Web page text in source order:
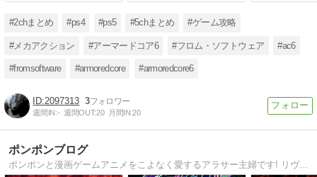
#2chまとめ #ps4 #ps5 #5chまとめ #ゲーム攻略
#メカアクション #アーマードコア6 #フロム・ソフトウェア #ac6
#fromsoftware #armoredcore #armoredcore6
2097313 3
週間IN:- 週間OUT:20 月間IN:20
ポンポンブログ
ポンポンと漫画ゲームアニメをこよなく愛するアラサー主婦です! リヴァイ兵長信者として日々生きており、好きなシーンはジークを切りまくる所です！ サイト訪問者へ少しでもお役に立てる情報を提供できればと思っております！